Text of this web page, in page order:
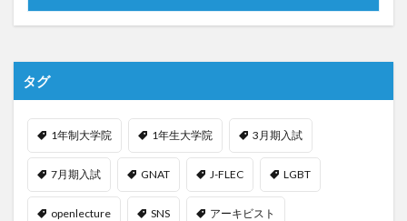
タグ
1年制大学院 1年生大学院 3月期入試
7月期入試 GNAT J-FLEC LGBT
openlecture SNS アーキビスト